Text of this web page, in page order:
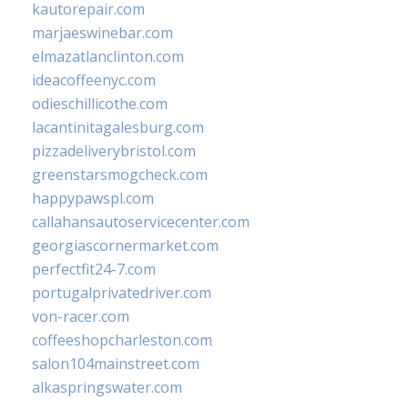
kautorepair.com
marjaeswinebar.com
elmazatlanclinton.com
ideacoffeenyc.com
odieschillicothe.com
lacantinitagalesburg.com
pizzadeliverybristol.com
greenstarsmogcheck.com
happypawspl.com
callahansautoservicecenter.com
georgiascornermarket.com
perfectfit24-7.com
portugalprivatedriver.com
von-racer.com
coffeeshopcharleston.com
salon104mainstreet.com
alkaspringswater.com